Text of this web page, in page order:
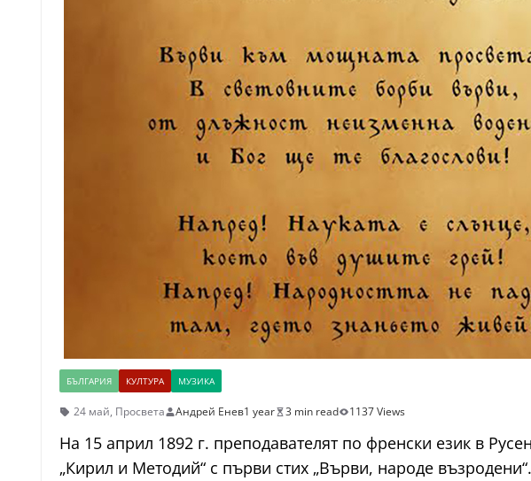
БЪЛГАРИЯ КУЛТУРА МУЗИКА
24 май, Просвета Андрей Енев1 year 3 min read 1137 Views
На 15 април 1892 г. преподавателят по френски език в
„Кирил и Методий“ с първи стих „Върви, народе